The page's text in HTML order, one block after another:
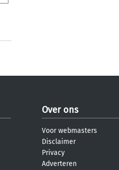
Over ons
Voor webmasters
Disclaimer
Privacy
Adverteren